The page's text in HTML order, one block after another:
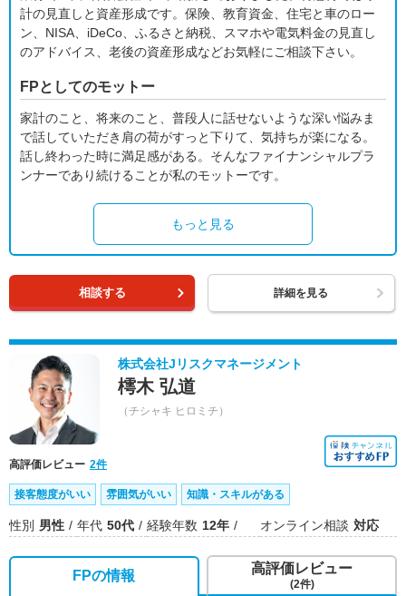
計の見直しと資産形成です。保険、教育資金、住宅と車のロー
ン、NISA、iDeCo、ふるさと納税、スマホや電気料金の見直し
のアドバイス、老後の資産形成などお気軽にご相談下さい。
FPとしてのモットー
家計のこと、将来のこと、普段人に話せないような深い悩みま
で話していただき肩の荷がすっと下りて、気持ちが楽になる。
話し終わった時に満足感がある。そんなファイナンシャルプラ
ンナーであり続けることが私のモットーです。
もっと見る
相談する 詳細を見る
株式会社Jリスクマネージメント
樗木 弘道
（チシャキ ヒロミチ）
高評価レビュー 2件
接客態度がいい 雰囲気がいい 知識・スキルがある
性別 男性 年代 50代 経験年数 12年 オンライン相談 対応
FPの情報 高評価レビュー
(2件)